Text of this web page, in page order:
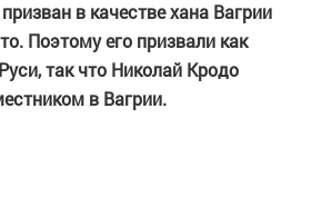
в качестве хана Вагрии
Поэтому его призвали как
так что Николай Кродо
в Вагрии.